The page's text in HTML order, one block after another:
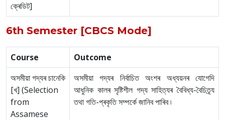
ক্ৰেডিট]
6th Semester [CBCS Mode]
Course
Outcome
অসমীয়া গদ্যৰ চানেকি
[খ] (Selection
from
Assamese
অসমীয়া গদ্যৰ নিৰ্বাচিত অংশৰ অধ্যয়নৰ যোগেদি
আধুনিক কালৰ সৃষ্টিশীল গদ্য সাহিত্যৰ বৈবিধ্য-বৈচিত্ৰ্য
তথা গতি-প্ৰকৃতি সম্পৰ্কে জানিব পাৰিব ৷